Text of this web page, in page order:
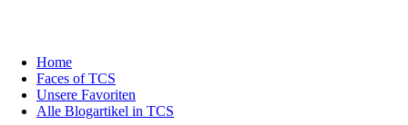
Home
Faces of TCS
Unsere Favoriten
Alle Blogartikel in TCS